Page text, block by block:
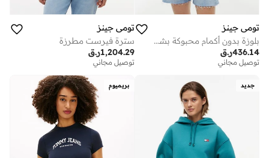
تومي جينز
بلوزة بدون أكمام محبوكة بشريط شعار
ر.ق436.14
توصيل مجاني
تومي جينز
سترة فيرست مطرزة
ر.ق1,204.29
توصيل مجاني
جديد بريميوم